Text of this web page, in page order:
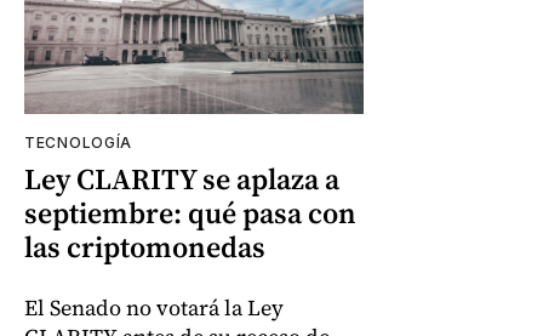
TECNOLOGÍA
Ley CLARITY se aplaza a
septiembre: qué pasa con
las criptomonedas
El Senado no votará la Ley